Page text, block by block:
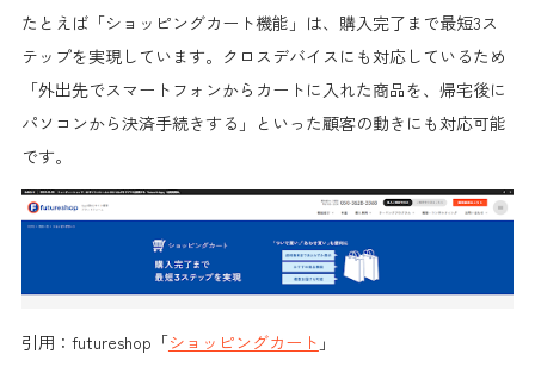
たとえば「ショッピングカート機能」は、購入完了まで最短3ス
テップを実現しています。クロスデバイスにも対応しているため
「外出先でスマートフォンからカートに入れた商品を、帰宅後に
パソコンから決済手続きする」といった顧客の動きにも対応可能
です。
引用：futureshop「ショッピングカート 」